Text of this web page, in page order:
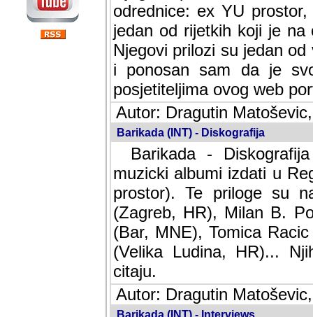
odrednice: ex YU
jedan od rijetkih koji je
Njegovi prilozi su jedan
i ponosan sam da je
posjetiteljima ovog web
Autor: Dragutin
Barikada (INT) - Diskografija
Barikada -
muzicki albumi izdati u
prostor). Te priloge su
(Zagreb, HR), Milan B.
(Bar, MNE), Tomica
(Velika Ludina, HR)...
citaju.
Autor: Dragutin
Barikada (INT) - Interviews